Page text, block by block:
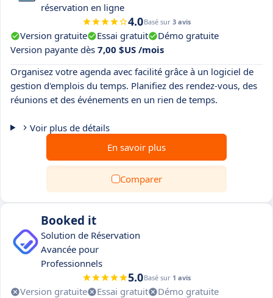
réservation en ligne
4.0Basé sur 3 avis
Version gratuite Essai gratuit
Démo gratuite
Version payante dès 7,00 $US /mois
Organisez votre agenda avec facilité grâce à un logiciel de
gestion d'emplois du temps. Planifiez des rendez-vous, des
réunions et des événements en un rien de temps.
Voir plus de détails
En savoir plus
Comparer
Booked it
Solution de Réservation
Avancée pour
Professionnels
5.0Basé sur 1 avis
Version gratuite Essai gratuit
Démo gratuite